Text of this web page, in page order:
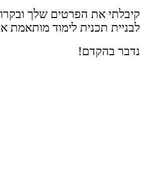
קיבלתי את הפרטים שלך
לבניית תכנית לימוד מותאמת
נדבר בהקדם!